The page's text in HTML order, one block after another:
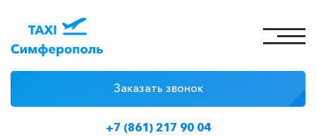
+7 (861) 217 90 04
Заказать звонок